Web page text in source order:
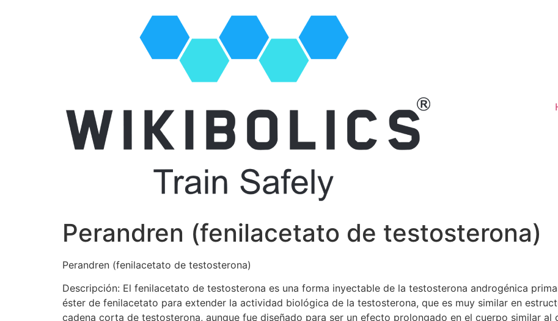
Perandren (fenilacetato de testosterona)
Perandren (fenilacetato de testosterona)
Descripción: El fenilacetato de testosterona es una forma inyectable de la testosterona androgénica primaria masculina. Este compuesto utiliza un éster de fenilacetato para extender la actividad biológica de la testosterona, que es muy similar en estructura al fenilpropionato. Es un éster de cadena corta de testosterona, aunque fue diseñado para ser un efecto prolongado en el cuerpo similar al cipionato o enantato de testosterona. Como testosterona inyectable, el fenilacetato de testosterona es un poderoso fármaco de construcción de masa, capaz de producir ganancias rápidas tanto en tamaño muscular como en fuerza Historia: El fenilacetato de testosterona fue desarrollado por Ciba durante la década de 1960, la misma compañía que introdujo Dianabol (metandrostenolona) en el mundo. Este esteroide fue vendido en los Estados Unidos bajo el nombre de marca de Perandren® fenilacetato, que solía ser el mismo nombre Perandren que Ciba había designado para su propionato de testosterona años antes (Perandren® propionato). En el momento de su lanzamiento, el Perandren fenilacetato estaba destinado a ofrecer mejoras con respecto a otros ésteres de testosterona, especialmente una ventana más larga de efecto terapéutico seguida de cada inyección. En la información del producto de este medicamento desde 1967 se lee: ‘[Perandren fenilacetato] Tiene una acción más prolongada que otros andrógenos y una intensidad de efecto notablemente mayor; en dosis adecuadas, una única inyección por mes es suficiente para muchos pacientes’. Las pautas iniciales para la prescripción de fenilacetato de testosterona incluían una variedad de usos terapéuticos. Principalmente fue usado en casos de insuficiencia androgénica, y en aquellos problemas que normalmente rodean los niveles bajos de testosterona, como la disminución del impulso sexual y la impotencia en adultos, y la criptorquidia (testículos no descendidos) en adolescentes y adultos jóvenes. Pero también incluían otras indicaciones como el tratamiento de la osteoporosis, la menorragia (sangrado menstrual abundante), la metrorragia (sangrado anormal del útero) y el cáncer de mama. También se usó para compensar los efectos catabólicos de los corticosteroides, para curar fracturas, para promover el bienestar después de una cirugía o convalecencia, y como un anabólico general para la reparación de tejidos cuando era necesario. La vida del Perandren fenilacetato en el mercado de medicamentos recetados de EE. UU. fue definitivamente corto. A finales de los años 1960, otros esteres de testosterona ‘nuevos’ estaban también ampliamente disponibles, el cipionato y el enantato de testosterona, y la creación de acción lenta de la Ciba fue rápidamente perdiendo mercado al ser gradualmente sustituido por estos fármacos. Estos ésteres de testosterona ofrecen un período similar de beneficios terapéuticos a los del Perandren fenilacetato, pero son considerablemente mucho más cómodos para los pacientes (no es necesario mezclarlos con anestesia para que las inyecciones sean semi-tolerables como en el Perandren fenilacetato). Como resultado de este cambio en el interés del consumidor, Ciba retiró este producto del mercado. En 1970, el Perandren fenilacetato ya no estaba disponible Cómo es Suministrado: El fenilacetato de testosterona ya no está disponible comercialmente. Cuando se producía venía en una presentación de 50 mg / ml de esteroide en una solución a base de agua. Características Estructurales: El fenilacetato de testosterona es una forma modificada de testosterona, donde un éster de ácido carboxílico (éster de fenilo de ácido acético) se ha unido al grupo hidroxilo 17-beta. Las formas esterificadas de testosterona son menos polares que la testosterona libre, y se absorben más lentamente desde el área de la inyección. Una vez que ha alcanzado el torrente sanguíneo, el éster es eliminado para dar paso a la testosterona libre (activa). Las formas esterificadas de testosterona están diseñadas para prolongar la ventana del efecto terapéutico después de la administración, permitiendo un esquema de administración de las inyecciones menos frecuente en comparación con el esquema de inyecciones del esteroide libre (no esterificado). Efectos Secundarios (Estrogénicos): La testosterona se aromatiza fácilmente en el cuerpo a estradiol (estrógeno). La enzima aromatasa (estrógeno sintetasa) es responsable de este metabolismo de la testosterona. Los niveles elevados de estrógeno pueden causar efectos secundarios como una mayor retención de agua, aumento de grasa corporal y ginecomastia. La testosterona se considera un esteroide moderadamente estrogénico. Un antiestrogénico como el citrato de clomifeno o el citrato de tamoxifeno puede ser necesario para prevenir los efectos secundarios estrogénicos. Se puede usar alternativamente un inhibidor de la aromatasa como Arimidex® (anastrozol), que controla de manera más eficiente el estrógeno bloqueando su síntesis. Sin embargo los inhibidores de la aromatasa pueden ser bastante caros en comparación con los antiestrogénicos, y también pudieran tener un efecto adverso sobre los lípidos sanguíneos. Los efectos secundarios estrogénicos ocurrirán de una manera dependiente de la dosis, con dosis más altas (niveles por encima de los niveles terapéuticos normales) de testosterona habrá una mayor probabilidad de requerir el uso concomitante de un antiestrogénico o inhibidor de aromatasa. Debido a la retención de agua y a la pérdida de definición de músculos que se observan con mayores dosis de este fármaco, esta droga generalmente se considera una mala elección para hacer dieta o fases de corte en el entrenamiento. Su estrogenicidad moderada la hace más ideal para las fases de carga, donde la retención de agua adicional apoya la fuerza y el tamaño muscular, y ayuda a fomentar un ambiente anabólico más fuerte. Efectos Secundarios (Androgénicos): La testosterona es el andrógeno masculino principal, responsable de mantener las características sexuales masculinas secundarias. Es probable que los niveles elevados de testosterona produzcan efectos secundarios androgénicos, como piel grasa, acné y crecimiento del vello facial y corporal. Los hombres con una predisposición genética para la pérdida del cabello (alopecia androgenética) pueden notar una calvicie de patrón masculino acelerado. Las personas preocupadas por la pérdida de cabello pueden encontrar una opción más cómoda en el decanoato de nandrolona, que es un esteroide androgénico comparativamente menos. Se advierte a las mujeres sobre los posibles efectos virilizantes de los esteroides anabólicos / androgénicos, especialmente con un fuerte andrógeno como la testosterona. Estos pueden incluir una profundización de la voz, irregularidades menstruales, cambios en la textura de la piel, crecimiento del vello facial y agrandamiento del clítoris. En los tejidos diana sensibles a los andrógenos, como la piel, el cuero cabelludo y la próstata, la alta androgenicidad relativa de la testosterona depende de su reducción a dihidrotestosterona (DHT). La enzima 5-alfa reductasa es responsable de este metabolismo de la testosterona. El